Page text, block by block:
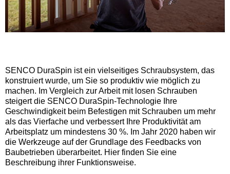
SENCO DuraSpin ist ein vielseitiges Schraubsystem, das
konstruiert wurde, um Sie so produktiv wie möglich zu
machen. Im Vergleich zur Arbeit mit losen Schrauben
steigert die SENCO DuraSpin-Technologie Ihre
Geschwindigkeit beim Befestigen mit Schrauben um mehr
als das Vierfache und verbessert Ihre Produktivität am
Arbeitsplatz um mindestens 30 %. Im Jahr 2020 haben wir
die Werkzeuge auf der Grundlage des Feedbacks von
Baubetrieben überarbeitet. Hier finden Sie eine
Beschreibung ihrer Funktionsweise.